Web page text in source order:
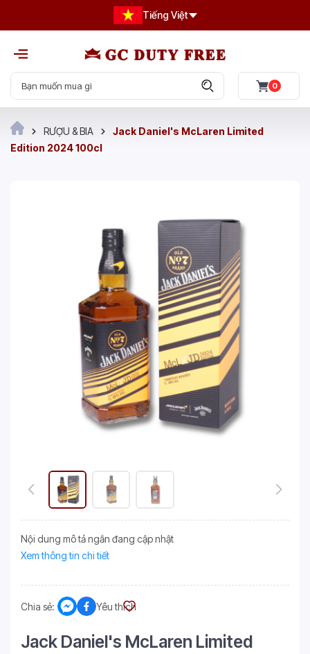
Tiếng Việt
0
RƯỢU & BIA
Jack Daniel's McLaren Limited
Edition 2024 100cl
Nội dung mô tả ngắn đang cập nhật
Xem thông tin chi tiết
Chia sẻ: Yêu thích
Jack Daniel's McLaren Limited